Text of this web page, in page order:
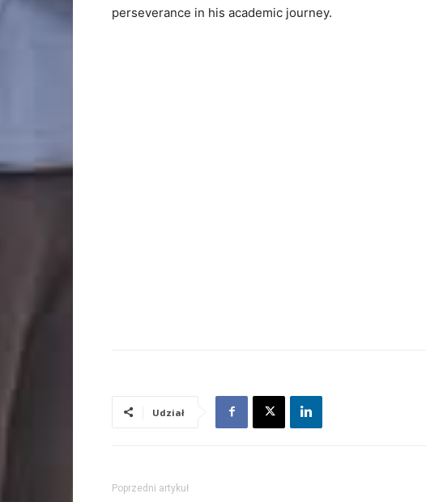
perseverance in his academic journey.
Udział
Poprzedni artykuł